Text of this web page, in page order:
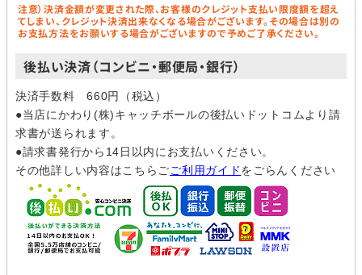
注意）決済金額が変更された際、お客様のクレジット支払い限度額を超え
てしまい、クレジット決済出来なくなる場合がございます。その場合は別の
お支払方法をお願いする場合がございますので予めご了承ください。
後払い決済（コンビニ・郵便局・銀行）
決済手数料 660円（税込）
●当店にかわり(株)キャッチボールの後払いドットコムより請
求書が送られます。
●請求書発行から14日以内にお支払いください。
その他詳しい内容はこちらごご利用ガイドをごらんください